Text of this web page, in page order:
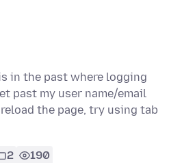
in the past where logging
past my user name/email
the page, try using tab
2 190